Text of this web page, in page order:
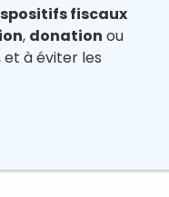
fiscaux
, donation ou
et à éviter les